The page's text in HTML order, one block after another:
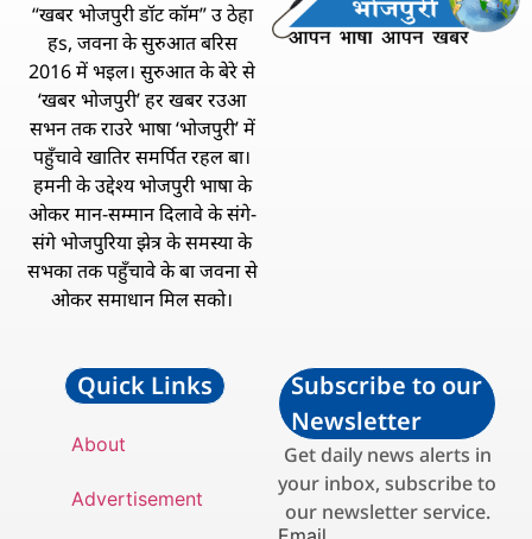
“खबर भोजपुरी डॉट कॉम” उ ठेहा
हs, जवना के सुरुआत बरिस
2016 में भइल। सुरुआत के बेरे से
‘खबर भोजपुरी’ हर खबर रउआ
सभन तक राउरे भाषा ‘भोजपुरी’ में
पहुँचावे खातिर समर्पित रहल बा।
हमनी के उद्देश्य भोजपुरी भाषा के
ओकर मान-सम्मान दिलावे के संगे-
संगे भोजपुरिया झेत्र के समस्या के
सभका तक पहुँचावे के बा जवना से
ओकर समाधान मिल सको।
Quick Links
About
Advertisement
Subscribe to our
Newsletter
Get daily news alerts in
your inbox, subscribe to
our newsletter service.